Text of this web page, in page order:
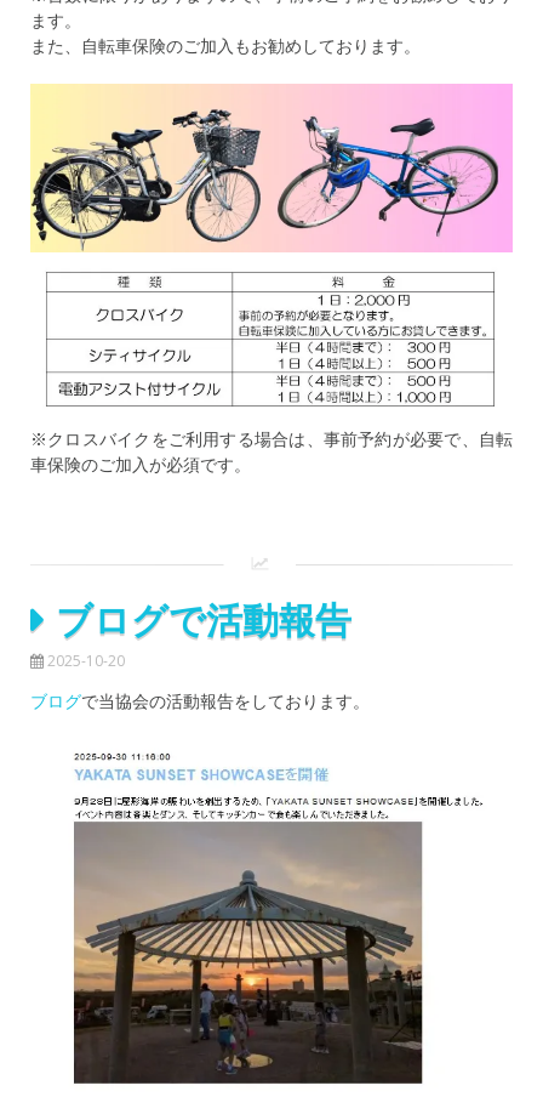
ます。
また、自転車保険のご加入もお勧めしております。
※クロスバイクをご利用する場合は、事前予約が必要で、自転
車保険のご加入が必須です。
ブログで活動報告
2025-10-20
ブログで当協会の活動報告をしております。